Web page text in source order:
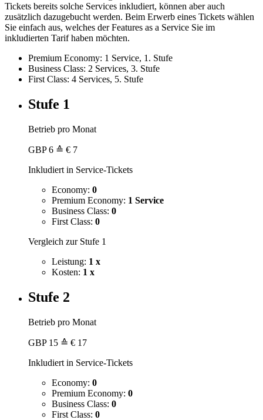
Tickets bereits solche Services inkludiert, können aber auch
zusätzlich dazugebucht werden. Beim Erwerb eines Tickets wählen
Sie einfach aus, welches der Features as a Service Sie im
inkludierten Tarif haben möchten.
Premium Economy: 1 Service, 1. Stufe
Business Class: 2 Services, 3. Stufe
First Class: 4 Services, 5. Stufe
Stufe 1
Betrieb pro Monat
GBP6 ≙ € 7
Inkludiert in Service-Tickets
Economy: 0
Premium Economy: 1 Service
Business Class: 0
First Class: 0
Vergleich zur Stufe 1
Leistung: 1 x
Kosten: 1 x
Stufe 2
Betrieb pro Monat
GBP 15 ≙ € 17
Inkludiert in Service-Tickets
Economy: 0
Premium Economy: 0
Business Class: 0
First Class: 0